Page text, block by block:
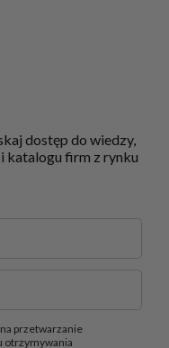
dostęp do wiedzy,
katalogu firm z rynku
przetwarzanie
otrzymywania